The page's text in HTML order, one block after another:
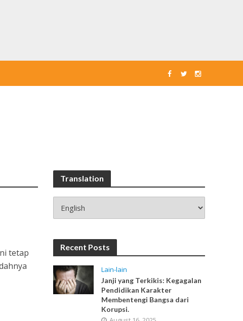
tetap
Translation
Recent Posts
Lain-lain
Janji yang Terkikis: Kegagalan
Pendidikan Karakter
Membentengi Bangsa dari
Korupsi.